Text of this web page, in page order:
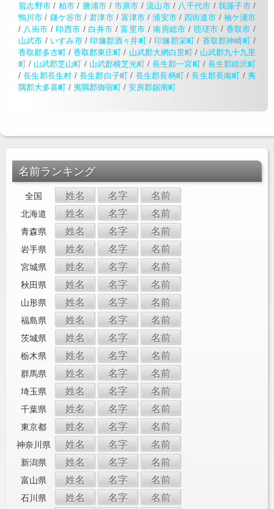
習志野市 / 柏市 / 勝浦市 / 市原市 / 流山市/ 八千代市 / 我孫子市/
鴨川市 / 鎌ケ谷市 /君津市/ 富津市 /浦安市/ 四街道市 / 袖ケ浦市
/ 八街市 /印西市 / 白井市 /富里市 /南房総市 / 匝瑳市 / 香取市 /
山武市 / いすみ市/印旛郡酒々井町/ 印旛郡栄町 / 香取郡神崎町/
香取郡多古町 /香取郡東庄町 / 山武郡大網白里町/ 山武郡九十九里
町 / 山武郡芝山町 / 山武郡横芝光町 /長生郡一宮町/ 長生郡睦沢町
/長生郡長生村 / 長生郡白子町 / 長生郡長柄町/長生郡長南町 /夷
隅郡大多喜町 / 夷隅郡御宿町 / 安房郡鋸南町
名前ランキング
全国 姓名 名字 名前
北海道 姓名 名字 名前
青森県 姓名 名字 名前
岩手県 姓名 名字 名前
宮城県 姓名 名字 名前
秋田県 姓名 名字 名前
山形県 姓名 名字 名前
福島県 姓名 名字 名前
茨城県 姓名 名字 名前
栃木県 姓名 名字 名前
群馬県 姓名 名字 名前
埼玉県 姓名 名字 名前
千葉県 姓名 名字 名前
東京都 姓名 名字 名前
神奈川県 姓名 名字 名前
新潟県 姓名 名字 名前
富山県 姓名 名字 名前
石川県 姓名 名字 名前